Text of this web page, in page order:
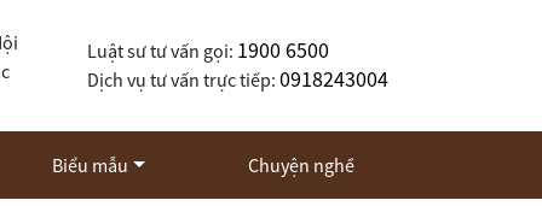
Luật sư tư vấn gọi: 1900 6500
Dịch vụ tư vấn trực tiếp: 0918243004
Biểu mẫu Chuyện nghề